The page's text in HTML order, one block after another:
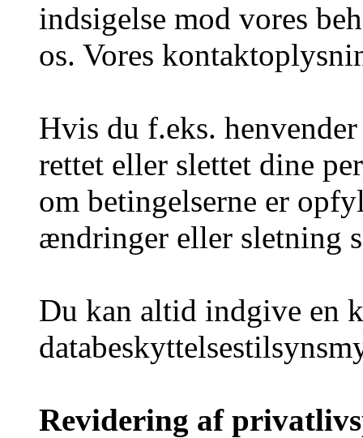
indsigelse mod vores
os. Vores
Hvis du f.eks.
rettet eller slettet dine
om betingelserne er
ændringer eller sletning
Du kan altid indgive en
Revidering af